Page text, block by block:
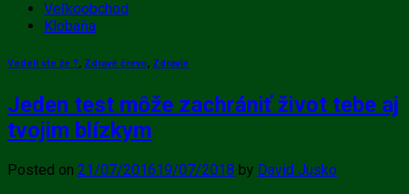
Veľkoobchod
Klobaňa
Vedeli ste že ?, Zdravé črevo, Zdravie
Jeden test môže zachrániť život tebe aj
tvojim blízkym
Posted on 21/07/201619/07/2018 by David Jusko